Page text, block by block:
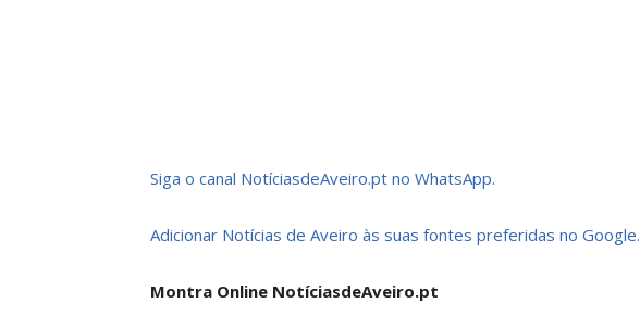
Siga o canal NotíciasdeAveiro.pt no WhatsApp.
Adicionar Notícias de Aveiro às suas fontes preferidas no Google.
Montra Online NotíciasdeAveiro.pt